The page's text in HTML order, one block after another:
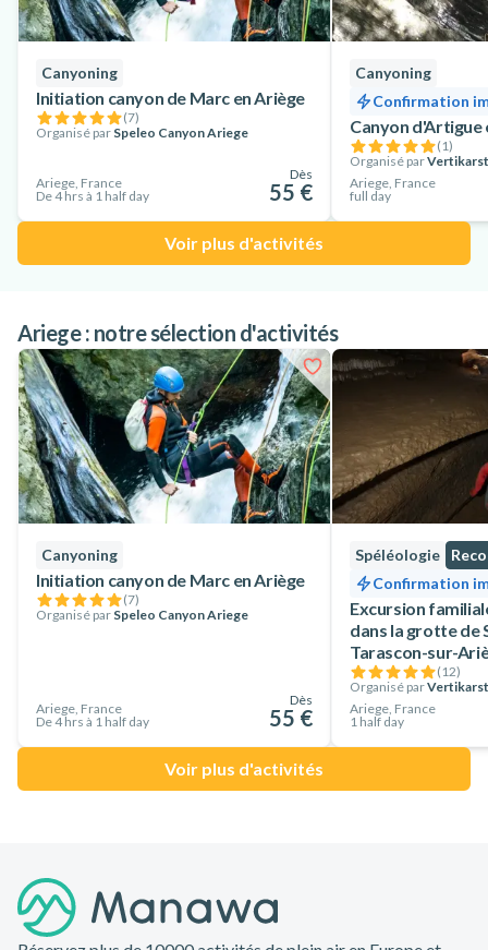
Canyoning
Initiation canyon de Marc en Ariège
(7)
Organisé par Speleo Canyon Ariege
Ariege, France
De 4 hrs à 1 half day
Dès
55 €
Canyoning
Confirmation
Canyon d'Artigue
(1)
Organisé parVertikarst
Ariege, France
full day
Voir plus d'activités
Ariege : notre sélection d'activités
Canyoning
Initiation canyon de Marc en Ariège
(7)
Organisé par Speleo Canyon Ariege
Ariege, France
De 4 hrs à 1 half day
Dès
55 €
Spéléologie
Confirmation
Excursion
dans la grotte de
Tarascon-sur-
(12)
Organisé parVertikarst
Ariege, France
1 half day
Voir plus d'activités